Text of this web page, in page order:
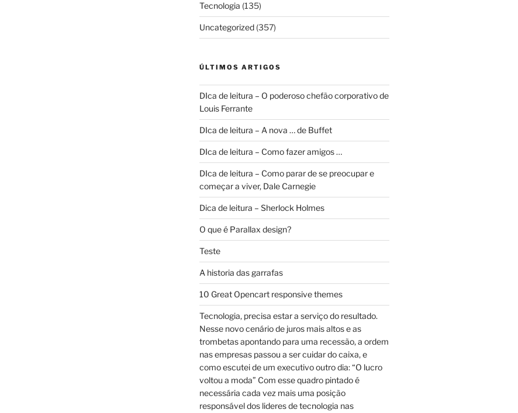
Tecnologia (135)
Uncategorized(357)
ÚLTIMOS ARTIGOS
DIca de leitura – O poderoso chefão corporativo de
Louis Ferrante
DIca de leitura – A nova … de Buffet
DIca de leitura – Como fazer amigos …
DIca de leitura – Como parar de se preocupar e
começar a viver, Dale Carnegie
Dica de leitura – Sherlock Holmes
O que é Parallax design?
Teste
A historia das garrafas
10 Great Opencart responsive themes
Tecnologia, precisa estar a serviço do resultado.
Nesse novo cenário de juros mais altos e as
trombetas apontando para uma recessão, a ordem
nas empresas passou a ser cuidar do caixa, e
como escutei de um executivo outro dia: “O lucro
voltou a moda” Com esse quadro pintado é
necessária cada vez mais uma posição
responsável dos lideres de tecnologia nas